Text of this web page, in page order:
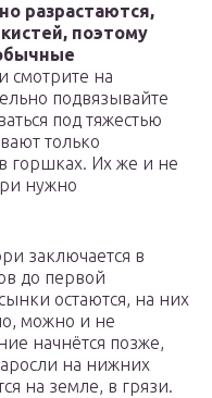
разрастаются,
поэтому
смотрите на
подвязывайте
под тяжестью
только
горшках. Их же и не
нужно
заключается в
до первой
остаются, на них
можно и не
начнётся позже,
на нижних
на земле, в грязи.